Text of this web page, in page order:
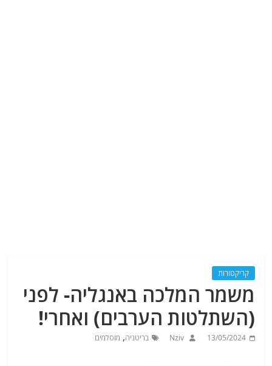
קריקטורות
משמר המלכה באנגליה- לפני
(השתלטות הערבים) ואחרי!
13/05/2024
Nziv בריטניה, מוסלמים